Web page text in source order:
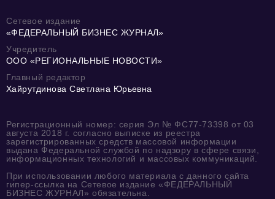
Сетевое издание
«ФЕДЕРАЛЬНЫЙ БИЗНЕС ЖУРНАЛ»
Учредитель
ООО «РЕГИОНАЛЬНЫЕ НОВОСТИ»
Главный редактор
Хайрутдинова Светлана Юрьевна
Регистрационный номер: серия Эл № ФС77-73398 от 03
августа 2018 г. согласно выписке из реестра
зарегистрированных средств массовой информации
выдана Федеральной службой по надзору в сфере связи,
информационных технологий и массовых коммуникаций.
При использовании любого материала с данного сайта
гипер-ссылка на Сетевое издание «ФЕДЕРАЛЬНЫЙ
БИЗНЕС ЖУРНАЛ» обязательна.